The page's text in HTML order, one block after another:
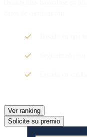
Ver ranking
Solicite su premio